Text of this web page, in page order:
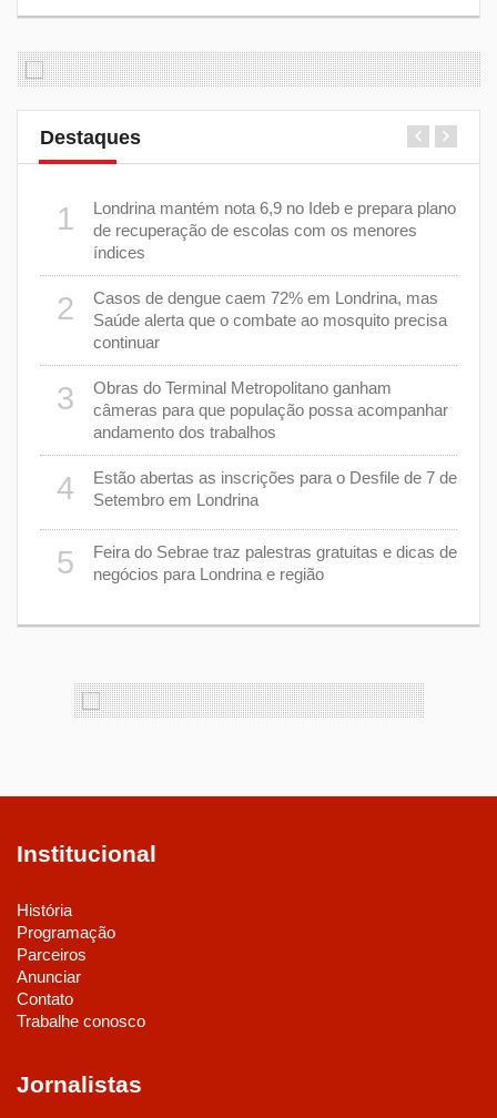
Destaques
1
Londrina mantém nota 6,9 no Ideb e prepara plano
de recuperação de escolas com os menores
índices
2
Casos de dengue caem 72% em Londrina, mas
Saúde alerta que o combate ao mosquito precisa
continuar
3
Obras do Terminal Metropolitano ganham
câmeras para que população possa acompanhar
andamento dos trabalhos
4
Estão abertas as inscrições para o Desfile de 7 de
Setembro em Londrina
5
Feira do Sebrae traz palestras gratuitas e dicas de
negócios para Londrina e região
Institucional
História
Programação
Parceiros
Anunciar
Contato
Trabalhe conosco
Jornalistas